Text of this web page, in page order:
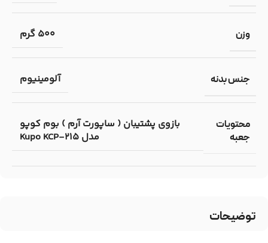
توضیحات
وزن 500 گرم
جنس بدنه آلومینیوم
محتویات
جعبه
بازوی پشتیبان ( ساپورت آرم ) بوم کوپو
مدل Kupo KCP-215